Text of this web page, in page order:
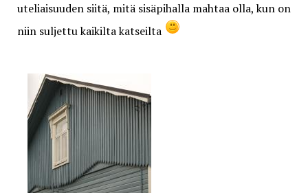
uteliaisuuden siitä, mitä sisäpihalla mahtaa olla, kun on
niin suljettu kaikilta katseilta